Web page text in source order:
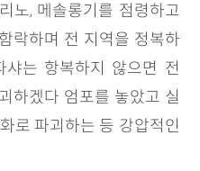
노, 메솔롱기를 점령하고
락하며 전 지역을 정복하
샤는 항복하지 않으면 전
하겠다 엄포를 놓았고 실
로 파괴하는 등 강압적인